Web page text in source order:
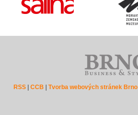
RSS |CCB |Tvorba webových stránek Brno